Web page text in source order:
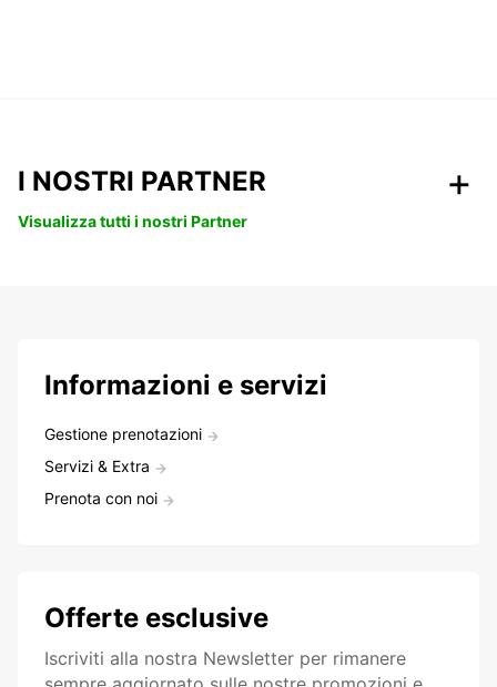
I NOSTRI PARTNER
Visualizza tutti i nostri Partner
Informazioni e servizi
Gestione prenotazioni
Servizi & Extra
Prenota con noi
Offerte esclusive
Iscriviti alla nostra Newsletter per rimanere